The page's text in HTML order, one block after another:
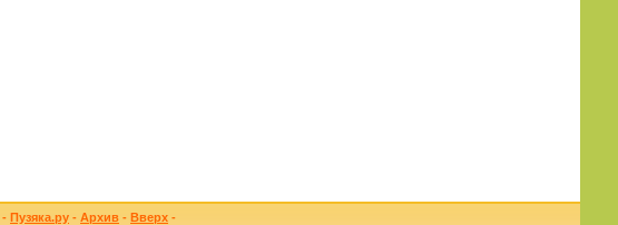
- Пузяка.ру - Архив - Вверх -